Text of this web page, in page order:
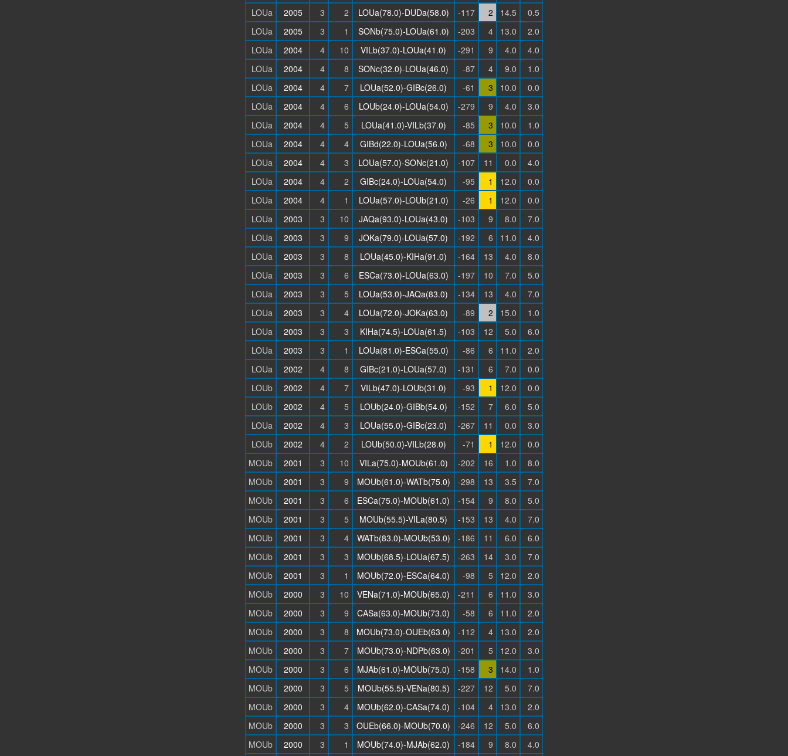
LOUa
2005 3 2 LOUa(78.0)-DUDa(58.0) -117 2 14.5
0.5
LOUa
2005 3 1 SONb(75.0)-LOUa(61.0) -203 4 13.0
2.0
LOUa
2004 4 10 VILb(37.0)-LOUa(41.0) -291 9 4.0
4.0
LOUa
2004 4 8 SONc(32.0)-LOUa(46.0) -87 4 9.0
1.0
LOUa
2004 4 7 LOUa(52.0)-GIBc(26.0) -61 3 10.0
0.0
LOUa
2004 4 6 LOUb(24.0)-LOUa(54.0) -279 9 4.0
3.0
LOUa
2004 4 5 LOUa(41.0)-VILb(37.0) -85 3 10.0
1.0
LOUa
2004 4 4 GIBd(22.0)-LOUa(56.0) -68 3 10.0
0.0
LOUa
2004 4 3 LOUa(57.0)-SONc(21.0) -107 11 0.0
4.0
LOUa
2004 4 2 GIBc(24.0)-LOUa(54.0) -95 1 12.0
0.0
LOUa
2004 4 1 LOUa(57.0)-LOUb(21.0) -26 1 12.0
0.0
LOUa
2003 3 10 JAQa(93.0)-LOUa(43.0) -103 9 8.0
7.0
LOUa
2003 3 9 JOKa(79.0)-LOUa(57.0) -192 6 11.0
4.0
LOUa
2003 3 8 LOUa(45.0)-KIHa(91.0) -164 13 4.0
8.0
LOUa
2003 3 6 ESCa(73.0)-LOUa(63.0) -197 10 7.0
5.0
LOUa
2003 3 5 LOUa(53.0)-JAQa(83.0) -134 13 4.0
7.0
LOUa
2003 3 4 LOUa(72.0)-JOKa(63.0) -89 2 15.0
1.0
LOUa
2003 3 3 KIHa(74.5)-LOUa(61.5) -103 12 5.0
6.0
LOUa
2003 3 1 LOUa(81.0)-ESCa(55.0) -86 6 11.0
2.0
LOUa
2002 4 8 GIBc(21.0)-LOUa(57.0) -131 6 7.0
0.0
LOUb
2002 4 7 VILb(47.0)-LOUb(31.0) -93 1 12.0
0.0
LOUb
2002 4 5 LOUb(24.0)-GIBb(54.0) -152 7 6.0
5.0
LOUa
2002 4 3 LOUa(55.0)-GIBc(23.0) -267 11 0.0
3.0
LOUb
2002 4 2 LOUb(50.0)-VILb(28.0) -71 1 12.0
0.0
MOUb
2001 3 10 VILa(75.0)-MOUb(61.0) -202 16 1.0
8.0
MOUb
2001 3 9 MOUb(61.0)-WATb(75.0) -298 13 3.5
7.0
MOUb
2001 3 6 ESCa(75.0)-MOUb(61.0) -154 9 8.0
5.0
MOUb
2001 3 5 MOUb(55.5)-VILa(80.5) -153 13 4.0
7.0
MOUb
2001 3 4 WATb(83.0)-MOUb(53.0) -186 11 6.0
6.0
MOUb
2001 3 3 MOUb(68.5)-LOUa(67.5) -263 14 3.0
7.0
MOUb
2001 3 1 MOUb(72.0)-ESCa(64.0) -98 5 12.0
2.0
MOUb
2000 3 10 VENa(71.0)-MOUb(65.0) -211 6 11.0
3.0
MOUb
2000 3 9 CASa(63.0)-MOUb(73.0) -58 6 11.0
2.0
MOUb
2000 3 8 MOUb(73.0)-OUEb(63.0) -112 4 13.0
2.0
MOUb
2000 3 7 MOUb(73.0)-NDPb(63.0) -201 5 12.0
3.0
MOUb
2000 3 6 MJAb(61.0)-MOUb(75.0) -158 3 14.0
1.0
MOUb
2000 3 5 MOUb(55.5)-VENa(80.5) -227 12 5.0
7.0
MOUb
2000 3 4 MOUb(62.0)-CASa(74.0) -104 4 13.0
2.0
MOUb
2000 3 3 OUEb(66.0)-MOUb(70.0) -246 12 5.0
6.0
MOUb
2000 3 1 MOUb(74.0)-MJAb(62.0) -184 9 8.0 4.0